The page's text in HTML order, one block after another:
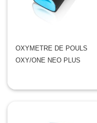
OXYMETRE DE POULS
OXY/ONE NEO PLUS